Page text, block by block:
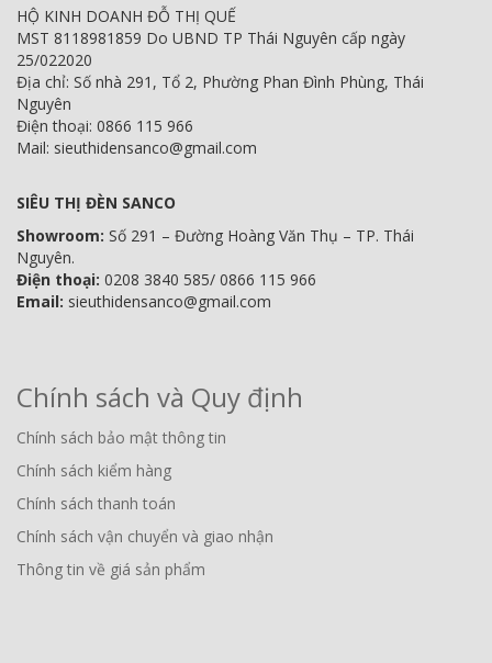
HỘ KINH DOANH ĐỖ THỊ QUẾ
MST 8118981859 Do UBND TP Thái Nguyên cấp ngày
25/022020
Địa chỉ: Số nhà 291, Tổ 2, Phường Phan Đình Phùng, Thái
Nguyên
Điện thoại: 0866 115 966
Mail: sieuthidensanco@gmail.com
SIÊU THỊ ĐÈN SANCO
Showroom: Số 291 – Đường Hoàng Văn Thụ – TP. Thái
Nguyên.
Điện thoại: 0208 3840 585/ 0866 115 966
Email: sieuthidensanco@gmail.com
Chính sách và Quy định
Chính sách bảo mật thông tin
Chính sách kiểm hàng
Chính sách thanh toán
Chính sách vận chuyển và giao nhận
Thông tin về giá sản phẩm